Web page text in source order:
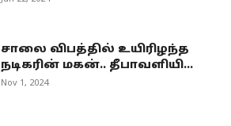
சாலை விபத்தில் உயிரிழந்த
நடிகரின் மகன்.. தீபாவளியி...
Nov 1, 2024